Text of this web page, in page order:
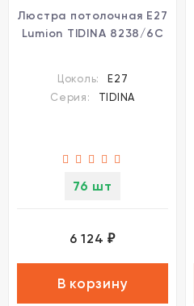
Люстра потолочная Е27
Lumion TIDINA 8238/6C
Цоколь:
E27
Серия:
TIDINA
76 шт
6 124₽
В корзину